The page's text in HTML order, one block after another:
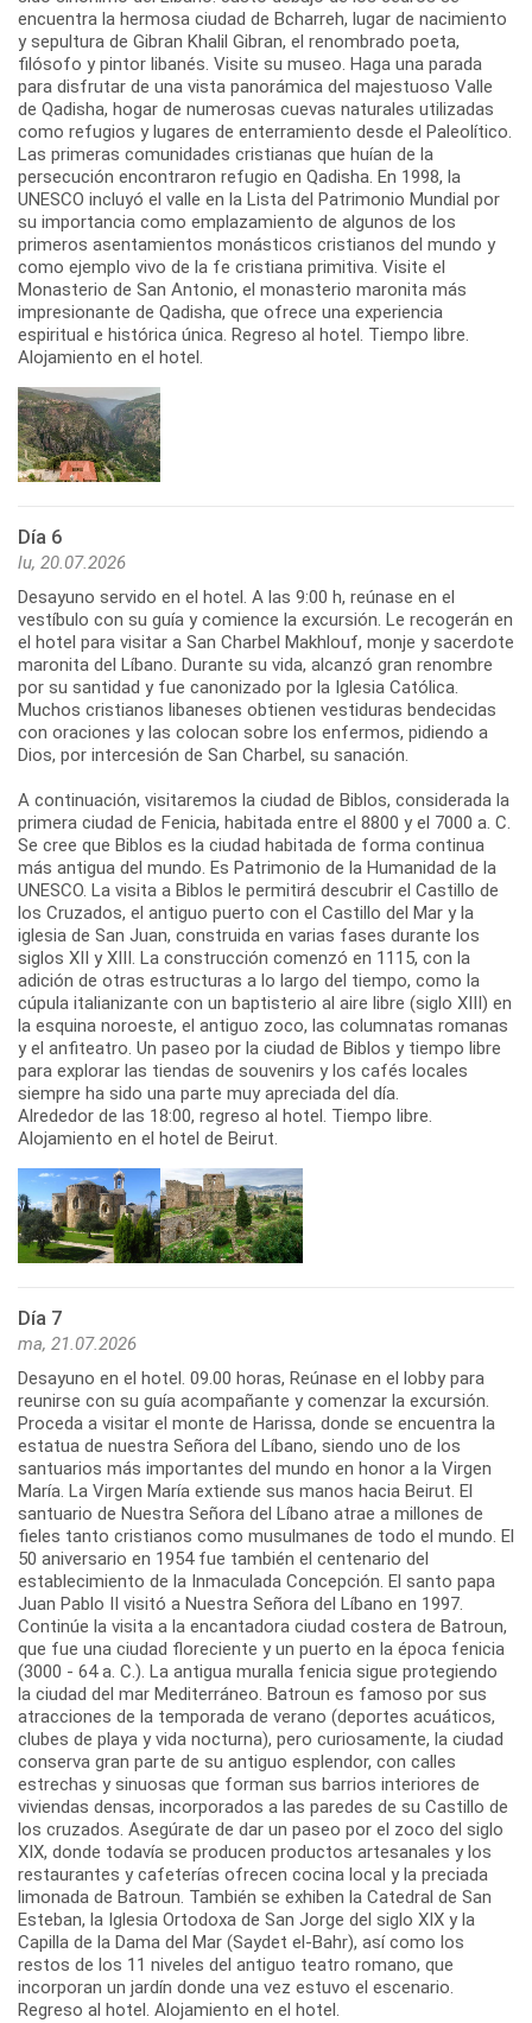
encuentra la hermosa ciudad de Bcharreh, lugar de nacimiento
y sepultura de Gibran Khalil Gibran, el renombrado poeta,
filósofo y pintor libanés. Visite su museo. Haga una parada
para disfrutar de una vista panorámica del majestuoso Valle
de Qadisha, hogar de numerosas cuevas naturales utilizadas
como refugios y lugares de enterramiento desde el Paleolítico.
Las primeras comunidades cristianas que huían de la
persecución encontraron refugio en Qadisha. En 1998, la
UNESCO incluyó el valle en la Lista del Patrimonio Mundial por
su importancia como emplazamiento de algunos de los
primeros asentamientos monásticos cristianos del mundo y
como ejemplo vivo de la fe cristiana primitiva. Visite el
Monasterio de San Antonio, el monasterio maronita más
impresionante de Qadisha, que ofrece una experiencia
espiritual e histórica única. Regreso al hotel. Tiempo libre.
Alojamiento en el hotel.
Día 6
lu, 20.07.2026
Desayuno servido en el hotel. A las 9:00 h, reúnase en el
vestíbulo con su guía y comience la excursión. Le recogerán en
el hotel para visitar a San Charbel Makhlouf, monje y sacerdote
maronita del Líbano. Durante su vida, alcanzó gran renombre
por su santidad y fue canonizado por la Iglesia Católica.
Muchos cristianos libaneses obtienen vestiduras bendecidas
con oraciones y las colocan sobre los enfermos, pidiendo a
Dios, por intercesión de San Charbel, su sanación.
A continuación, visitaremos la ciudad de Biblos, considerada la
primera ciudad de Fenicia, habitada entre el 8800 y el 7000 a. C.
Se cree que Biblos es la ciudad habitada de forma continua
más antigua del mundo. Es Patrimonio de la Humanidad de la
UNESCO. La visita a Biblos le permitirá descubrir el Castillo de
los Cruzados, el antiguo puerto con el Castillo del Mar y la
iglesia de San Juan, construida en varias fases durante los
siglos XII y XIII. La construcción comenzó en 1115, con la
adición de otras estructuras a lo largo del tiempo, como la
cúpula italianizante con un baptisterio al aire libre (siglo XIII) en
la esquina noroeste, el antiguo zoco, las columnatas romanas
y el anfiteatro. Un paseo por la ciudad de Biblos y tiempo libre
para explorar las tiendas de souvenirs y los cafés locales
siempre ha sido una parte muy apreciada del día.
Alrededor de las 18:00, regreso al hotel. Tiempo libre.
Alojamiento en el hotel de Beirut.
Día 7
ma, 21.07.2026
Desayuno en el hotel. 09.00 horas, Reúnase en el lobby para
reunirse con su guía acompañante y comenzar la excursión.
Proceda a visitar el monte de Harissa, donde se encuentra la
estatua de nuestra Señora del Líbano, siendo uno de los
santuarios más importantes del mundo en honor a la Virgen
María. La Virgen María extiende sus manos hacia Beirut. El
santuario de Nuestra Señora del Líbano atrae a millones de
fieles tanto cristianos como musulmanes de todo el mundo. El
50 aniversario en 1954 fue también el centenario del
establecimiento de la Inmaculada Concepción. El santo papa
Juan Pablo II visitó a Nuestra Señora del Líbano en 1997.
Continúe la visita a la encantadora ciudad costera de Batroun,
que fue una ciudad floreciente y un puerto en la época fenicia
(3000 - 64 a. C.). La antigua muralla fenicia sigue protegiendo
la ciudad del mar Mediterráneo. Batroun es famoso por sus
atracciones de la temporada de verano (deportes acuáticos,
clubes de playa y vida nocturna), pero curiosamente, la ciudad
conserva gran parte de su antiguo esplendor, con calles
estrechas y sinuosas que forman sus barrios interiores de
viviendas densas, incorporados a las paredes de su Castillo de
los cruzados. Asegúrate de dar un paseo por el zoco del siglo
XIX, donde todavía se producen productos artesanales y los
restaurantes y cafeterías ofrecen cocina local y la preciada
limonada de Batroun. También se exhiben la Catedral de San
Esteban, la Iglesia Ortodoxa de San Jorge del siglo XIX y la
Capilla de la Dama del Mar (Saydet el-Bahr), así como los
restos de los 11 niveles del antiguo teatro romano, que
incorporan un jardín donde una vez estuvo el escenario.
Regreso al hotel. Alojamiento en el hotel.